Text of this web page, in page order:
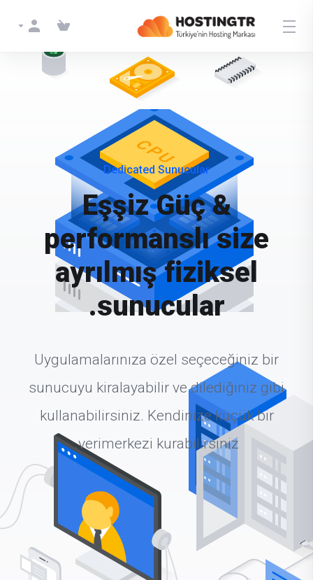
Dedicated Server
Dedicated Sunucular
Eşşiz Güç &
performanslı size
ayrılmış fiziksel
sunucular.
Uygulamalarınıza özel seçeceğiniz bir
sunucuyu kiralayabilir ve dilediğiniz gibi
kullanabilirsiniz. Kendinize küçük bir
verimerkezi kurabilirsiniz.